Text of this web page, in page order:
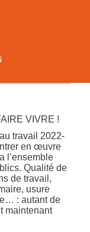
VIVRE !
travail 2022-
en œuvre
l’ensemble
Qualité de
de travail,
usure
: autant de
maintenant